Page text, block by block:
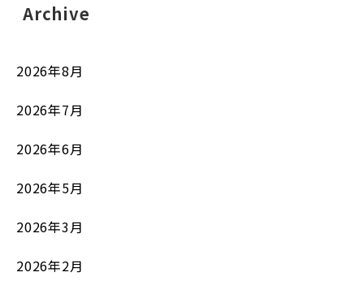
Archive
2026年8月
2026年7月
2026年6月
2026年5月
2026年3月
2026年2月